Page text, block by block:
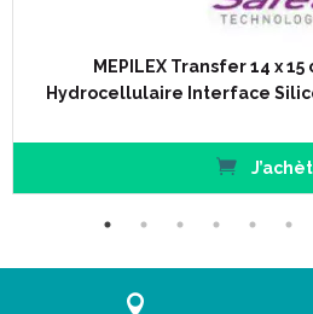
MEPILEX Transfer 14 x
Hydrocellulaire Interface